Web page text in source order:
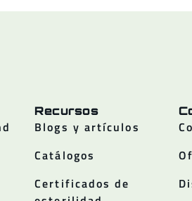
Recursos
Blogs y artículos
Catálogos
Certificados de